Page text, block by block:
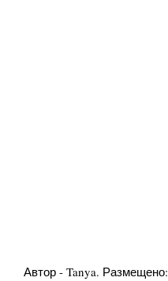
Автор - Tanya. Размещено: